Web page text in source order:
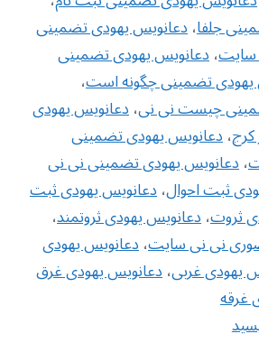
جلفا،دعانویس یهودی تضمینی
سایت،دعانویس یهودی تضمینی
یهودی تضمینی چگونه است،
چیست نی نی،دعانویس یهودی
،دعانویس یهودی تضمینی
،دعانویس یهودی تضمینی نی نی
ثبت احوال،دعانویس یهودی ثبت
ثروت،دعانویس یهودی ثروتمند،
نی نی سایت،دعانویس یهودی
یهودی غربی،دعانویس یهودی غرق
غرقه